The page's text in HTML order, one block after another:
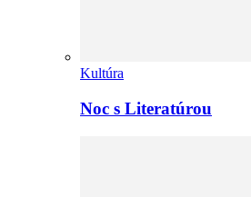
Kultúra
Noc s Literatúrou